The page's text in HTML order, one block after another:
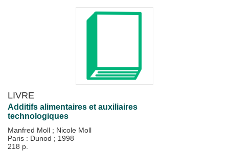
LIVRE
Additifs alimentaires et auxiliaires
technologiques
Manfred Moll ; Nicole Moll
Paris : Dunod ; 1998
218 p.